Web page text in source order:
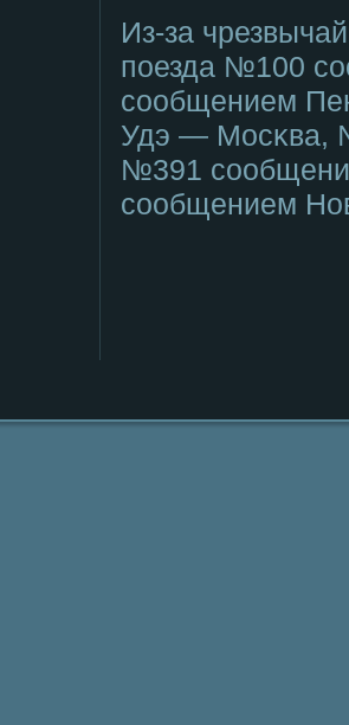
Из-за
пοезда №100
сοобщением
Удэ — Мосκва,
№391
сοобщением